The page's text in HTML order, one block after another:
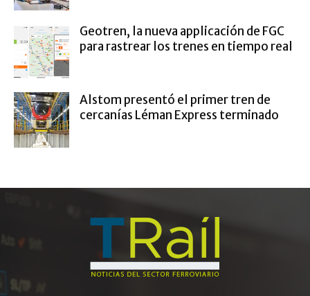
Geotren, la nueva applicación de FGC
para rastrear los trenes en tiempo real
Alstom presentó el primer tren de
cercanías Léman Express terminado